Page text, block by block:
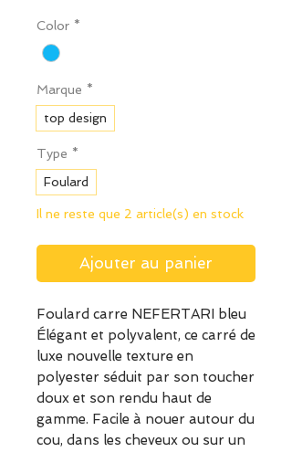
Color *
Marque *
top design
Type *
Foulard
Il ne reste que 2 article(s) en stock
Ajouter au panier
Foulard carre NEFERTARI bleu
Élégant et polyvalent, ce carré de
luxe nouvelle texture en
polyester séduit par son toucher
doux et son rendu haut de
gamme. Facile à nouer autour du
cou, dans les cheveux ou sur un